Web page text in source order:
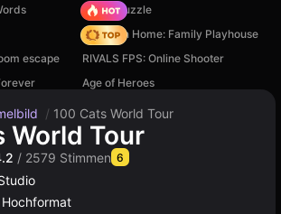
Arrow Puzzle
My Town Home: Family Playhouse
escape
RIVALS FPS: Online Shooter
Age of Heroes
/ 100 Cats World Tour
World Tour
/ 2579 Stimmen 6
Hochformat